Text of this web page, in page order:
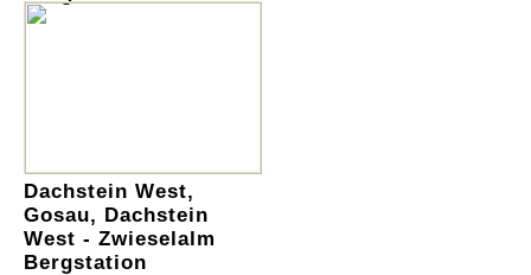
Dachstein West,
Gosau, Dachstein
West - Zwieselalm
Bergstation